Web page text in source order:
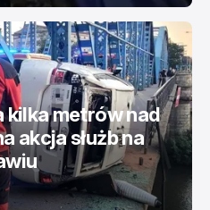
kilka metrów nad
akcja służb na